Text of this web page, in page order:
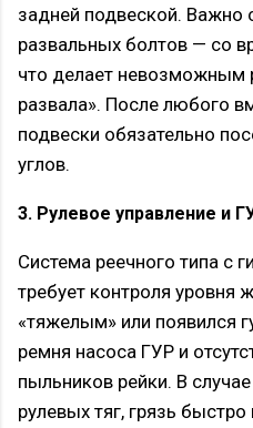
задней подвеской. Важно
развальных болтов — со
что делает невозможным
развала». После любого
подвески обязательно
углов.
3. Рулевое управление и
Система реечного типа с
требует контроля уровня
«тяжелым» или появился
ремня насоса ГУР и
пыльников рейки. В
рулевых тяг, грязь